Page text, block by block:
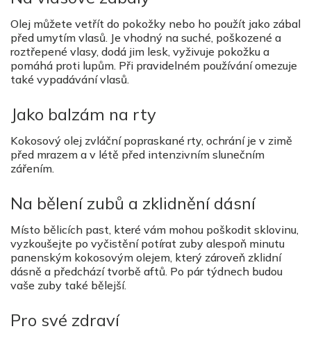
Olej můžete vetřít do pokožky nebo ho použít jako zábal
před umytím vlasů. Je vhodný na suché, poškozené a
roztřepené vlasy, dodá jim lesk, vyživuje pokožku a
pomáhá proti lupům. Při pravidelném používání omezuje
také vypadávání vlasů.
Jako balzám na rty
Kokosový olej zvláční popraskané rty, ochrání je v zimě
před mrazem a v létě před intenzivním slunečním
zářením.
Na bělení zubů a zklidnění dásní
Místo bělicích past, které vám mohou poškodit sklovinu,
vyzkoušejte po vyčistění potírat zuby alespoň minutu
panenským kokosovým olejem, který zároveň zklidní
dásně a předchází tvorbě aftů. Po pár týdnech budou
vaše zuby také bělejší.
Pro své zdraví